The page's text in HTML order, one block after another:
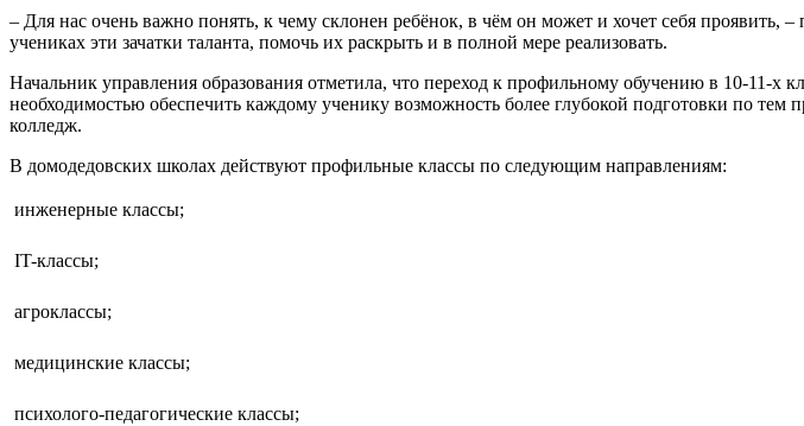
– Для нас очень важно понять, к чему склонен ребёнок, в чём он может и хочет себя проявить,
учениках эти зачатки таланта, помочь их раскрыть и в полной мере реализовать.
Начальник управления образования отметила, что переход к профильному обучению в 10-11-х
необходимостью обеспечить каждому ученику возможность более глубокой подготовки по
колледж.
В домодедовских школах действуют профильные классы по следующим направлениям:
 инженерные классы;
 IT-классы;
 агроклассы;
 медицинские классы;
 психолого-педагогические классы;